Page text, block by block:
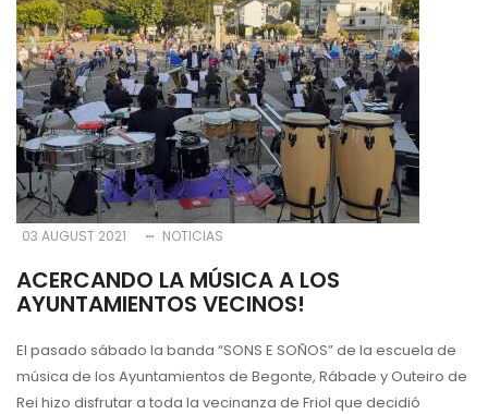
03 AUGUST 2021 NOTICIAS
ACERCANDO LA MÚSICA A LOS
AYUNTAMIENTOS VECINOS!
El pasado sábado la banda “SONS E SOÑOS” de la escuela de
música de los Ayuntamientos de Begonte, Rábade y Outeiro de
Rei hizo disfrutar a toda la vecinanza de Friol que decidió